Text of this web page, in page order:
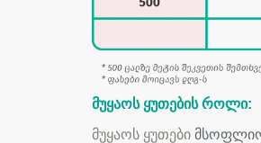
მუყაოს ყუთების როლი:
მუყაოს ყუთები